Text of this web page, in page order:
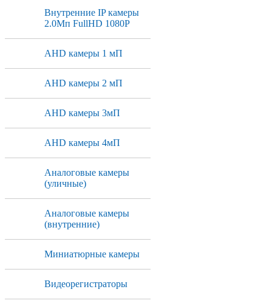
Внутренние IP камеры
2.0Мп FullHD 1080P
AHD камеры 1 мП
AHD камеры 2 мП
AHD камеры 3мП
AHD камеры 4мП
Аналоговые камеры
(уличные)
Аналоговые камеры
(внутренние)
Миниатюрные камеры
Видеорегистраторы